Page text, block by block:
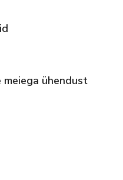
meiega ühendust